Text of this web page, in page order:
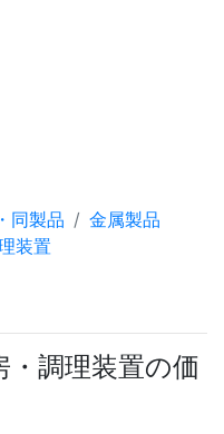
同製品
金属製品
装置
・調理装置の価